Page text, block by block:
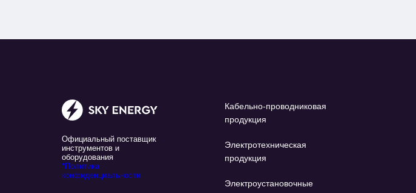
Официальный поставщик
инструментов и
оборудования
*Политика
конфиденциальности
Кабельно-проводниковая
продукция
Электротехническая
продукция
Электроустановочные